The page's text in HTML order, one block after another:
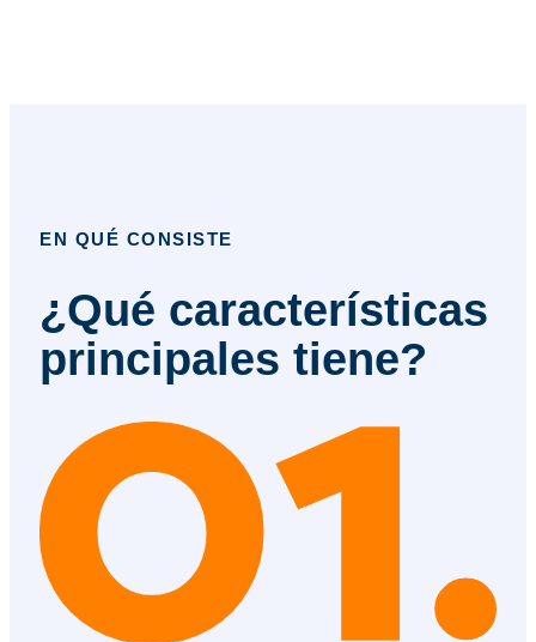
EN QUÉ CONSISTE
¿Qué características
principales tiene?​